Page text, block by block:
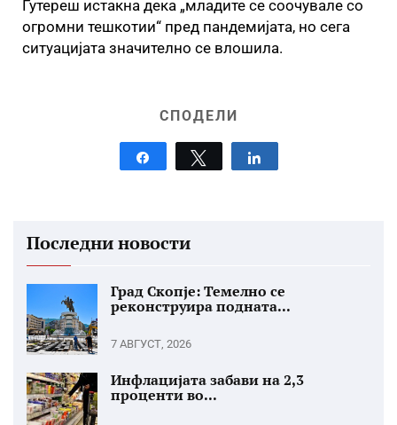
Гутереш истакна дека „младите се соочувале со
огромни тешкотии“ пред пандемијата, но сега
ситуацијата значително се влошила.
СПОДЕЛИ
Tweet
Последни новости
Град Скопје: Темелно се
реконструира подната...
7 АВГУСТ, 2026
Инфлацијата забави на 2,3
проценти во...